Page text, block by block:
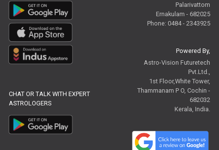
CHAT OR TALK WITH EXPERT
ASTROLOGERS
Palarivattom
Ernakulam - 682025
Phone: 0484 - 2343925
Powered By,
Astro-Vision Futuretech
Pvt.Ltd.,
1st Floor,White Tower,
Thammanam P O, Cochin -
682032
Kerala, India.